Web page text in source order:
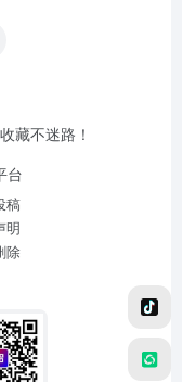
藏不迷路！
台
稿
明
除